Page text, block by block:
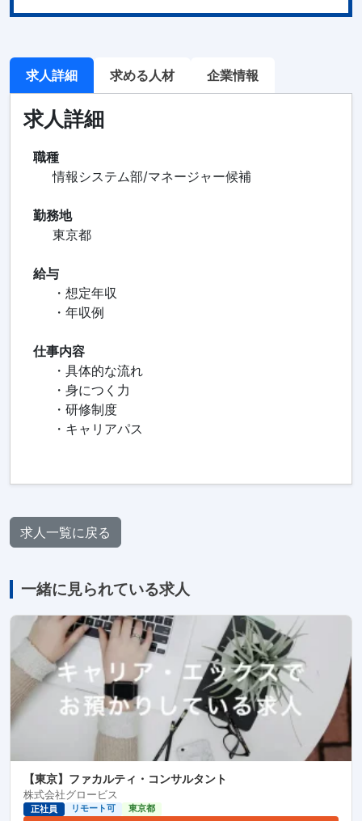
求人詳細 求める人材 企業情報
求人詳細
職種
情報システム部/マネージャー候補
勤務地
東京都
給与
・想定年収
・年収例
仕事内容
・具体的な流れ
・身につく力
・研修制度
・キャリアパス
求人一覧に戻る
一緒に見られている求人
【東京】ファカルティ・コンサルタント
株式会社グロービス
正社員 リモート可 東京都